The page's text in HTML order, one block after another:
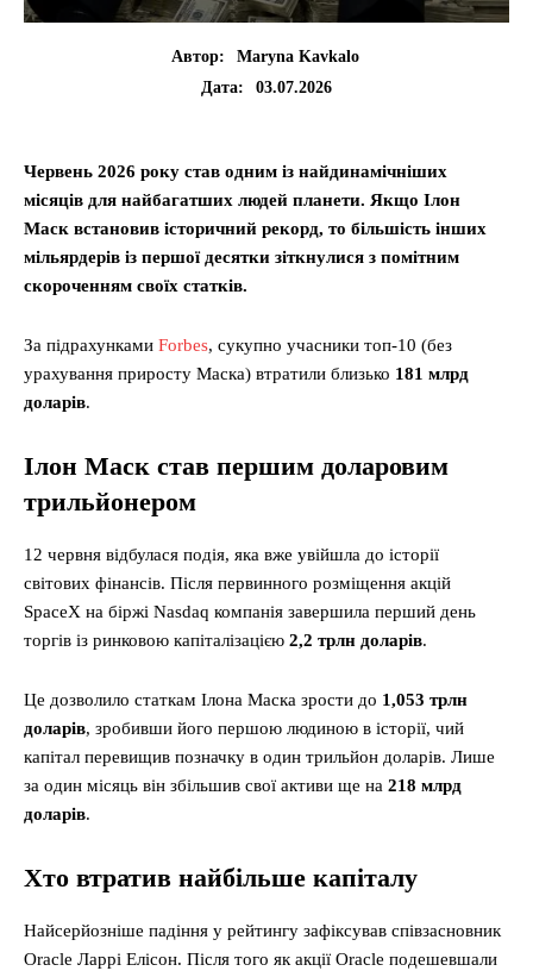
Автор:
Maryna Kavkalo
Дата:
03.07.2026
Червень 2026 року став одним із найдинамічніших
місяців для найбагатших людей планети. Якщо Ілон
Маск встановив історичний рекорд, то більшість інших
мільярдерів із першої десятки зіткнулися з помітним
скороченням своїх статків.
За підрахунками Forbes, сукупно учасники топ-10 (без
урахування приросту Маска) втратили близько 181 млрд
доларів.
Ілон Маск став першим доларовим
трильйонером
12 червня відбулася подія, яка вже увійшла до історії
світових фінансів. Після первинного розміщення акцій
SpaceX на біржі Nasdaq компанія завершила перший день
торгів із ринковою капіталізацією 2,2 трлн доларів.
Це дозволило статкам Ілона Маска зрости до 1,053 трлн
доларів, зробивши його першою людиною в історії, чий
капітал перевищив позначку в один трильйон доларів. Лише
за один місяць він збільшив свої активи ще на 218 млрд
доларів.
Хто втратив найбільше капіталу
Найсерйозніше падіння у рейтингу зафіксував співзасновник
Oracle Ларрі Елісон. Після того як акції Oracle подешевшали